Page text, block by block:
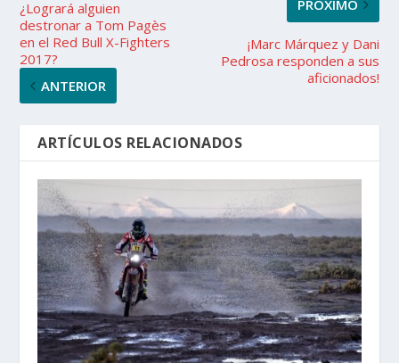
¿Logrará alguien
destronar a Tom Pagès
en el Red Bull X-Fighters
2017?
ANTERIOR
PRÓXIMO
¡Marc Márquez y Dani
Pedrosa responden a sus
aficionados!
ARTÍCULOS RELACIONADOS